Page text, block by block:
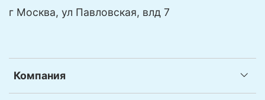
Компания
г Москва, ул Павловская, влд 7